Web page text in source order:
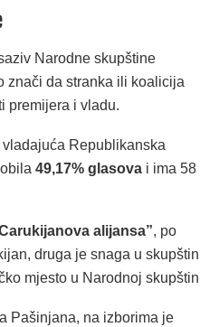
Narodne skupštine
znači da stranka ili koalicija
premijera i vladu.
Republikanska
49,17% glasovai ima 58
alijansa”, po
druga je snaga u
mjesto u Narodnoj
Pašinjana, na izborima je